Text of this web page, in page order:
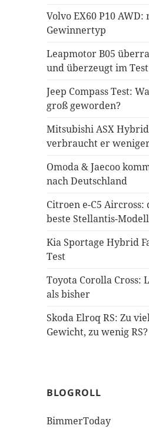
Volvo EX60 P10
Gewinnertyp
Leapmotor B05
und überzeugt im Test
Jeep Compass Test:
groß geworden?
Mitsubishi ASX
verbraucht er
Omoda & Jaecoo
nach Deutschland
Citroen e-C5 Aircross:
beste Stellantis-
Kia Sportage Hybrid
Test
Toyota Corolla Cross:
als bisher
Skoda Elroq RS: Zu
Gewicht, zu wenig RS?
BLOGROLL
BimmerToday